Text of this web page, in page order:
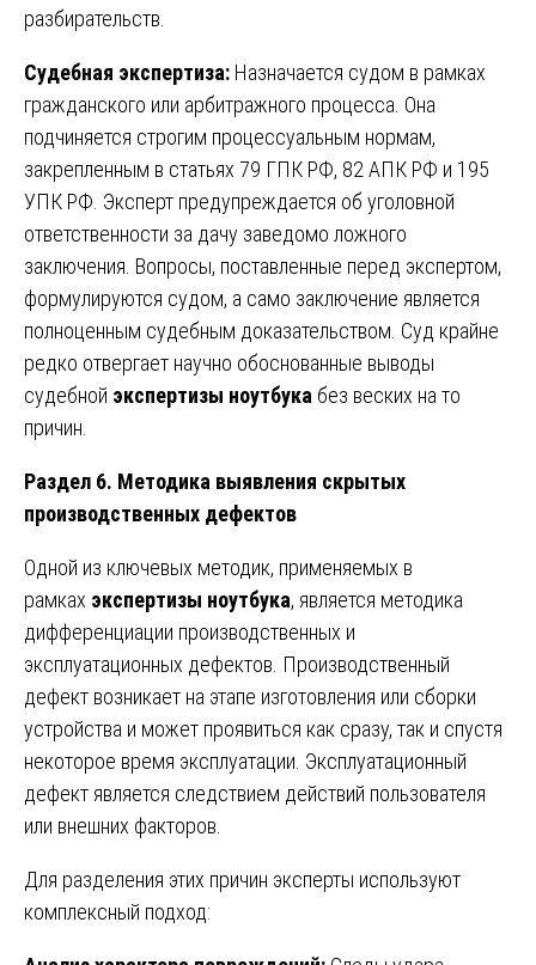
разбирательств.
Судебная экспертиза: Назначается судом в рамках
гражданского или арбитражного процесса. Она
подчиняется строгим процессуальным нормам,
закрепленным в статьях 79 ГПК РФ, 82 АПК РФ и 195
УПК РФ. Эксперт предупреждается об уголовной
ответственности за дачу заведомо ложного
заключения. Вопросы, поставленные перед экспертом,
формулируются судом, а само заключение является
полноценным судебным доказательством. Суд крайне
редко отвергает научно обоснованные выводы
судебной экспертизы ноутбука без веских на то
причин.
Раздел 6. Методика выявления скрытых
производственных дефектов
Одной из ключевых методик, применяемых в
рамках экспертизы ноутбука, является методика
дифференциации производственных и
эксплуатационных дефектов. Производственный
дефект возникает на этапе изготовления или сборки
устройства и может проявиться как сразу, так и спустя
некоторое время эксплуатации. Эксплуатационный
дефект является следствием действий пользователя
или внешних факторов.
Для разделения этих причин эксперты используют
комплексный подход: